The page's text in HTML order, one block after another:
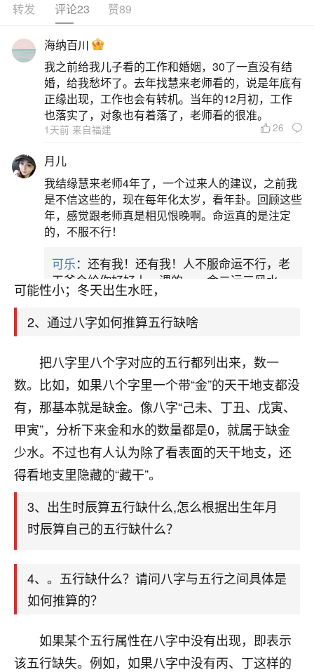
生活中像怎样推算八字缺什么？都是很常见的
问题，但是小问题不注意可能会引起大麻烦，下面
就这个问题给大家做一些解读：
1、不知道生辰八字怎么确定缺什么五行
将这八个字的五行逐一列出，看金木水火土哪
种元素出现次数少或完全没有，就能判断缺失情
况。例如八字中没有带“金”的天干地支，就属于缺
金。若记不清出生时辰，会影响时柱推算，导致结
果偏差，可找专业命理师通过人生事件反推校准。
除了八字法，也可参考生肖五行和出生季节作为辅
助判断，比如猴鸡属金，秋天出生金气较旺，缺金
可能性小；冬天出生水旺，
2、通过八字如何推算五行缺啥
把八字里八个字对应的五行都列出来，数一
数。比如，如果八个字里一个带“金”的天干地支都没
有，那基本就是缺金。像八字“己未、丁丑、戊寅、
甲寅”，分析下来金和水的数量都是0，就属于缺金
少水。不过也有人认为除了看表面的天干地支，还
得看地支里隐藏的“藏干”。
3、出生时辰算五行缺什么,怎么根据出生年月
时辰算自己的五行缺什么？
4、。五行缺什么？请问八字与五行之间具体是
如何推算的？
如果某个五行属性在八字中没有出现，即表示
该五行缺失。例如，如果八字中没有丙、丁这样的
转发 评论23 赞89
海纳百川
我之前给我儿子看的工作和婚姻，30了一直没有结
婚，给我愁坏了。去年找慧来老师看的，说是年底有
正缘出现，工作也会有转机。当年的12月初，工作
也落实了，对象也有着落了，老师看的很准。
1天前 来自福建 26
月儿
我结缘慧来老师4年了，一个过来人的建议，之前我
是不信这些的，现在每年化太岁，看年卦。回顾这些
年，感觉跟老师真是相见恨晚啊。命运真的是注定
的，不服不行！
可乐：还有我！还有我！人不服命运不行，老
天爷会给你好好上一课的。一命二运三风水，
哪样不服都不行！
平安是福：我也是每年找老师化太岁，看年
卦，认识老师3年了，都是缘分啊！
17分钟前 来自湖北 19
心若莲花
我是做餐饮的，这两年，生意屡屡受挫，店开一家关
一家，要么生意不好，生意好的就出事。前些年攒的
家底快败光了，真是倒霉！我也想找人看看到底怎么
回事？
啊！
太阳当空赵：我也做餐饮的，生意不算大，但
大环境不好，但是我家生意还可以，前几天又
刚找老师做了补财库，希望财运更好一点！
梦醒时分